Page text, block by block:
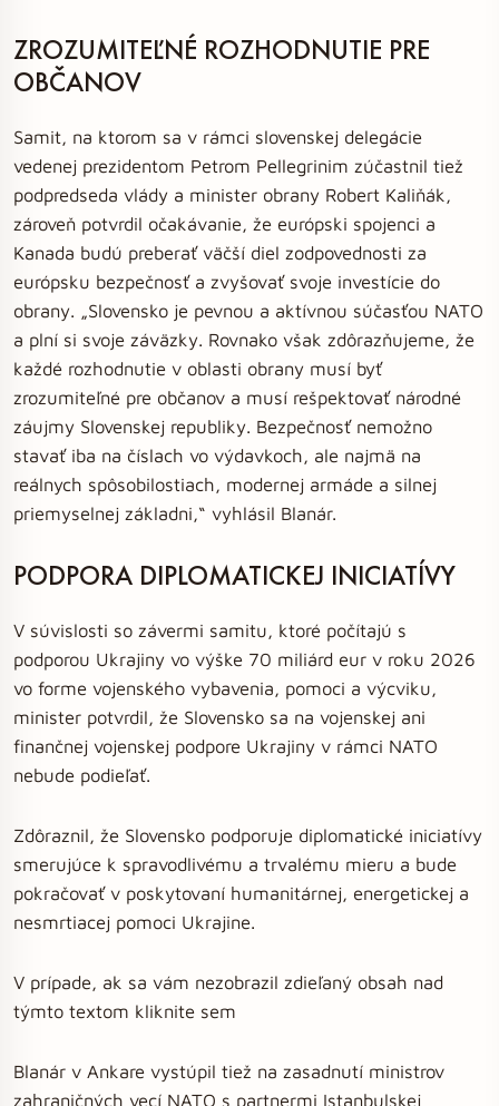
ZROZUMITEĽNÉ ROZHODNUTIE PRE
OBČANOV
Samit, na ktorom sa v rámci slovenskej delegácie
vedenej prezidentom Petrom Pellegrinim zúčastnil tiež
podpredseda vlády a minister obrany Robert Kaliňák,
zároveň potvrdil očakávanie, že európski spojenci a
Kanada budú preberať väčší diel zodpovednosti za
európsku bezpečnosť a zvyšovať svoje investície do
obrany. „Slovensko je pevnou a aktívnou súčasťou NATO
a plní si svoje záväzky. Rovnako však zdôrazňujeme, že
každé rozhodnutie v oblasti obrany musí byť
zrozumiteľné pre občanov a musí rešpektovať národné
záujmy Slovenskej republiky. Bezpečnosť nemožno
stavať iba na číslach vo výdavkoch, ale najmä na
reálnych spôsobilostiach, modernej armáde a silnej
priemyselnej základni,“ vyhlásil Blanár.
PODPORA DIPLOMATICKEJ INICIATÍVY
V súvislosti so závermi samitu, ktoré počítajú s
podporou Ukrajiny vo výške 70 miliárd eur v roku 2026
vo forme vojenského vybavenia, pomoci a výcviku,
minister potvrdil, že Slovensko sa na vojenskej ani
finančnej vojenskej podpore Ukrajiny v rámci NATO
nebude podieľať.
Zdôraznil, že Slovensko podporuje diplomatické iniciatívy
smerujúce k spravodlivému a trvalému mieru a bude
pokračovať v poskytovaní humanitárnej, energetickej a
nesmrtiacej pomoci Ukrajine.
V prípade, ak sa vám nezobrazil zdieľaný obsah nad
týmto textom kliknite sem
Blanár v Ankare vystúpil tiež na zasadnutí ministrov
zahraničných vecí NATO s partnermi Istanbulskej